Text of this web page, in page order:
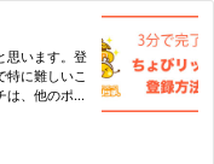
思います。登
特に難しいこ
は、他のポイ